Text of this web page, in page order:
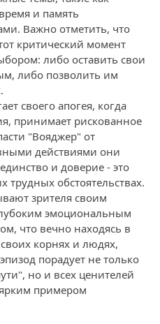
и память
Важно отметить, что
критический момент
либо оставить свои
либо позволить им
своего апогея, когда
принимает рискованное
"Вояджер" от
действиями они
и доверие - это
обстоятельствах.
зрителя своим
эмоциональным
что вечно находясь в
корнях и людях,
порадует не только
но и всех ценителей
примером